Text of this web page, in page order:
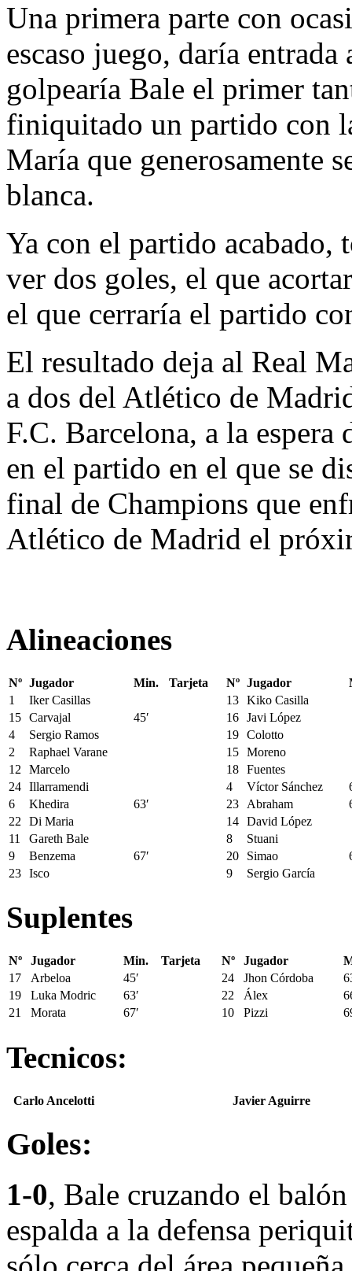
Una primera parte con
escaso juego, daría
golpearía Bale el primer
finiquitado un partido con
María que generosamente
blanca.
Ya con el partido acabado,
ver dos goles, el que
el que cerraría el partido
El resultado deja al Real
a dos del Atlético de
F.C. Barcelona, a la espera
en el partido en el que se
final de Champions que
Atlético de Madrid el
Alineaciones
Nº Jugador Min. Tarjeta Nº Jugador
1
Iker Casillas 13 Kiko Casilla
15 Carvajal 45′ 16 Javi López
4
Sergio Ramos 19 Colotto
2
Raphael Varane 15 Moreno
12
Marcelo 18 Fuentes
24 Illarramendi 4 Víctor Sánchez
6
Khedira 63′ 23 Abraham
22
Di Maria 14 David López
11
Gareth Bale 8
Stuani
9
Benzema 67′ 20 Simao
23 Isco 9 Sergio García
Suplentes
Nº Jugador Min. Tarjeta Nº Jugador
17
Arbeloa 45′ 24 Jhon Córdoba
19
Luka Modric 63′ 22 Álex
21
Morata 67′ 10 Pizzi
Tecnicos:
Carlo Ancelotti Javier Aguirre
Goles:
1-0, Bale cruzando el
espalda a la defensa